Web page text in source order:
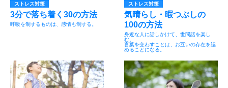
ストレス対策
3分で落ち着く30の方法
呼吸を制するものは、感情も制する。
ストレス対策
気晴らし・暇つぶしの
100の方法
身近な人に話しかけて、世間話を楽し
む。
言葉を交わすことは、お互いの存在を認
めることになる。